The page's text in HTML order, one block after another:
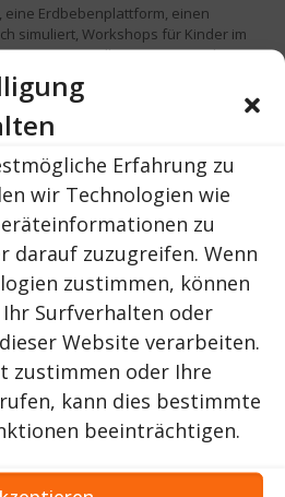
Erfahrung zu
wir Technologien wie
zu
darauf zuzugreifen. Wenn
zustimmen, können
Surfverhalten oder
Website verarbeiten.
zustimmen oder Ihre
kann dies bestimmte
beeinträchtigen.
Erdbebenplattform, einen
simuliert, Workshops für Kinder im
präsentiert. Alle Exponate und
wissenschaftlich zertifiziert und
mit dem Grigore-Antipa-
der Universität
Geologischen Institut, dem
dem Kreismuseum für
lokalen und internationalen
organisierten Gruppen
Führungen an, und während der
und „Grüne Woche“ profitierten
auch vom Fachwissen eines
Leben der Bäume und Sträucher